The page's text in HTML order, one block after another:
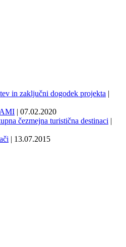
in zaključni dogodek projekta |
| 07.02.2020
čezmejna turistična destinaci |
| 13.07.2015